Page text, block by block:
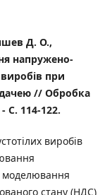
Д. О.,
напружено-
при
// Обробка
С. 114-122.
виробів
моделювання
стану (НДС)